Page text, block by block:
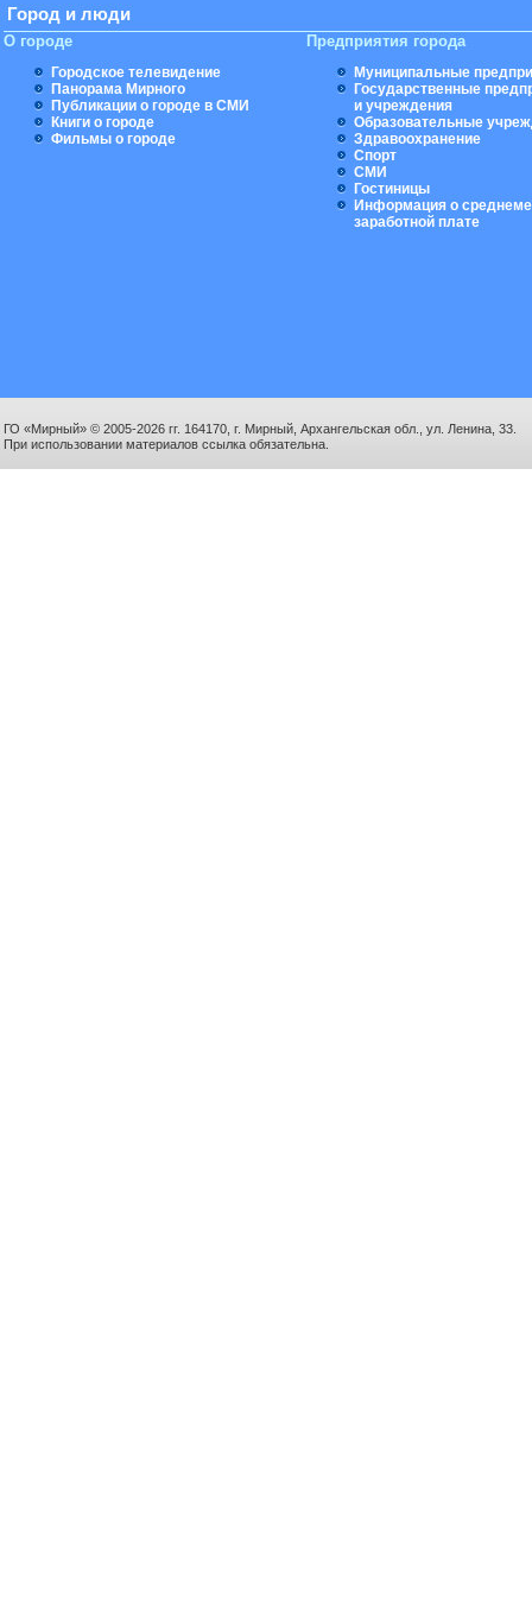
Город и люди
О городе
Городское телевидение
Панорама Мирного
Публикации о городе в СМИ
Книги о городе
Фильмы о городе
Предприятия города
Муниципальные
Государственные
и учреждения
Образовательные
Здравоохранение
Спорт
СМИ
Гостиницы
Информация о
заработной плате
ГО «Мирный» © 2005-2026 гг. 164170, г. Мирный, Архангельская обл., ул. Ленина, 33.
При использовании материалов ссылка обязательна.